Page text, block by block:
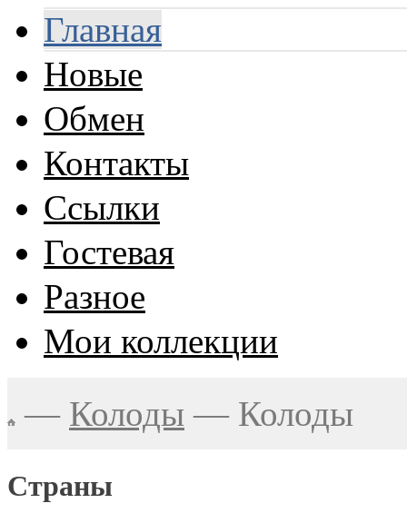
Главная
Новые
Обмен
Контакты
Ссылки
Гостевая
Разное
Мои коллекции
— Колоды — Колоды
Страны